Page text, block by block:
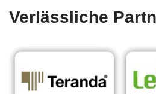
Verlässliche